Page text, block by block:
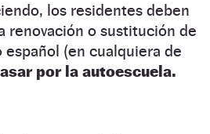
los residentes deben
renovación o sustitución de
(en cualquiera de
por la autoescuela.